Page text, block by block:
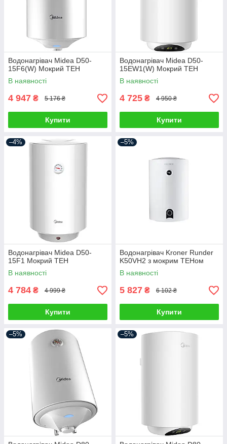
Водонагрівач Midea D50-
15F6(W) Мокрий ТЕН
В наявності
4 947 ₴ 5 176 ₴
Купити
Водонагрівач Midea D50-
15EW1(W) Мокрий ТЕН
В наявності
4 725 ₴ 4 950 ₴
Купити
–4%
Водонагрівач Midea D50-
15F1 Мокрий ТЕН
В наявності
4 784 ₴ 4 999 ₴
Купити
–5%
Водонагрівач Kroner Runder
K50VH2 з мокрим ТЕНом
В наявності
5 827 ₴ 6 102 ₴
Купити
–5% –5%